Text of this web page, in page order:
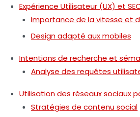
Expérience Utilisateur (UX) et
Importance de la vitesse et
Design adapté aux mobiles
Intentions de recherche et
Analyse des requêtes
Utilisation des réseaux sociaux
Stratégies de contenu social